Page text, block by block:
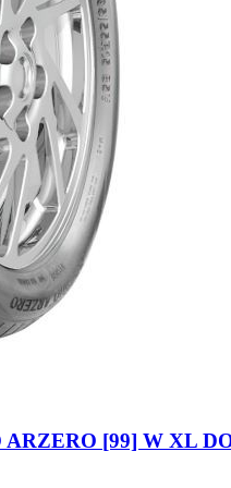
[99] W XL